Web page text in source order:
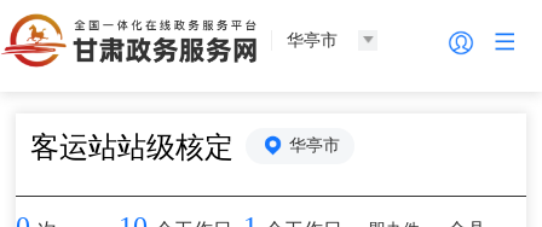
华亭市
客运站站级核定 华亭市